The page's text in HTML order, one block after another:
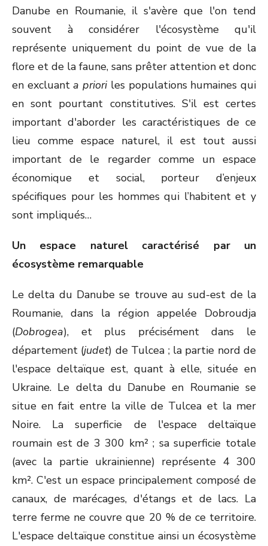
Danube en Roumanie, il s'avère que l'on tend
souvent à considérer l'écosystème qu'il
représente uniquement du point de vue de la
flore et de la faune, sans prêter attention et donc
en excluanta prioriles populations humaines qui
en sont pourtant constitutives. S'il est certes
important d'aborder les caractéristiques de ce
lieu comme espace naturel, il est tout aussi
important de le regarder comme un espace
économique et social, porteur d’enjeux
spécifiques pour les hommes qui l’habitent et y
sont impliqués…
Un espace naturel caractérisé par un
écosystème remarquable
Le delta du Danube se trouve au sud-est de la
Roumanie, dans la région appelée Dobroudja
(Dobrogea), et plus précisément dans le
département (judet) de Tulcea ; la partie nord de
l'espace deltaïque est, quant à elle, située en
Ukraine. Le delta du Danube en Roumanie se
situe en fait entre la ville de Tulcea et la mer
Noire. La superficie de l'espace deltaïque
roumain est de 3 300 km² ; sa superficie totale
(avec la partie ukrainienne) représente 4 300
km². C'est un espace principalement composé de
canaux, de marécages, d'étangs et de lacs. La
terre ferme ne couvre que 20 % de ce territoire.
L'espace deltaïque constitue ainsi un écosystème